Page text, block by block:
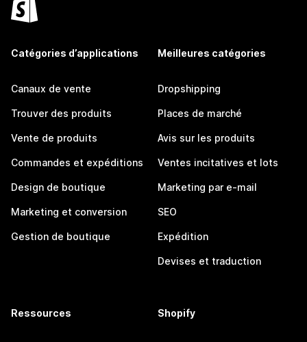
Catégories d’applications
Canaux de vente
Trouver des produits
Vente de produits
Commandes et expéditions
Design de boutique
Marketing et conversion
Gestion de boutique
Meilleures catégories
Dropshipping
Places de marché
Avis sur les produits
Ventes incitatives et lots
Marketing par e-mail
SEO
Expédition
Devises et traduction
Ressources Shopify